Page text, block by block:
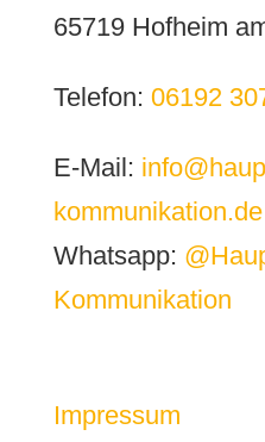
65719 Hofheim
Telefon: 06192
E-Mail:
kommunikation.de
Whatsapp:
Kommunikation
Impressum